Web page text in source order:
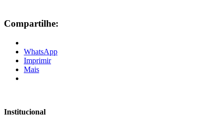
Compartilhe:
WhatsApp
Imprimir
Mais
Institucional